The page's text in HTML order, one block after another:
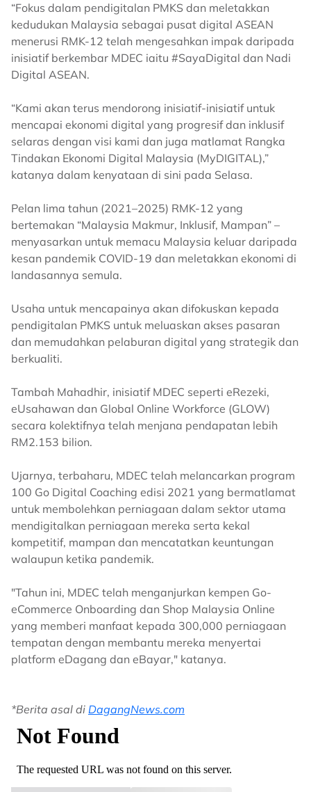
“Fokus dalam pendigitalan PMKS dan meletakkan
kedudukan Malaysia sebagai pusat digital ASEAN
menerusi RMK-12 telah mengesahkan impak daripada
inisiatif berkembar MDEC iaitu #SayaDigital dan Nadi
Digital ASEAN.
“Kami akan terus mendorong inisiatif-inisiatif untuk
mencapai ekonomi digital yang progresif dan inklusif
selaras dengan visi kami dan juga matlamat Rangka
Tindakan Ekonomi Digital Malaysia (MyDIGITAL),”
katanya dalam kenyataan di sini pada Selasa.
Pelan lima tahun (2021–2025) RMK-12 yang
bertemakan “Malaysia Makmur, Inklusif, Mampan” –
menyasarkan untuk memacu Malaysia keluar daripada
kesan pandemik COVID-19 dan meletakkan ekonomi di
landasannya semula.
Usaha untuk mencapainya akan difokuskan kepada
pendigitalan PMKS untuk meluaskan akses pasaran
dan memudahkan pelaburan digital yang strategik dan
berkualiti.
Tambah Mahadhir, inisiatif MDEC seperti eRezeki,
eUsahawan dan Global Online Workforce (GLOW)
secara kolektifnya telah menjana pendapatan lebih
RM2.153 bilion.
Ujarnya, terbaharu, MDEC telah melancarkan program
100 Go Digital Coaching edisi 2021 yang bermatlamat
untuk membolehkan perniagaan dalam sektor utama
mendigitalkan perniagaan mereka serta kekal
kompetitif, mampan dan mencatatkan keuntungan
walaupun ketika pandemik.
"Tahun ini, MDEC telah menganjurkan kempen Go-
eCommerce Onboarding dan Shop Malaysia Online
yang memberi manfaat kepada 300,000 perniagaan
tempatan dengan membantu mereka menyertai
platform eDagang dan eBayar," katanya.
*Berita asal di DagangNews.com